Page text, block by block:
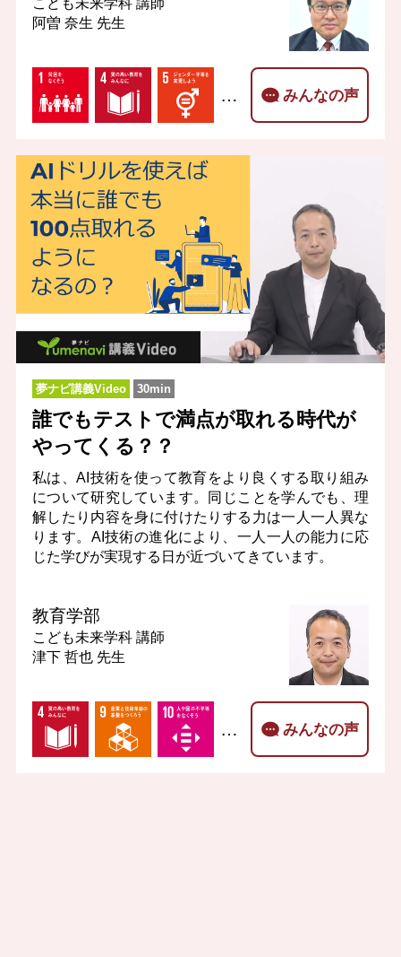
阿曽 奈生 先生
… みんなの声
夢ナビ講義Video 30min
誰でもテストで満点が取れる時代が
やってくる？？
私は、AI技術を使って教育をより良くする取り組み
について研究しています。同じことを学んでも、理
解したり内容を身に付けたりする力は一人一人異な
ります。AI技術の進化により、一人一人の能力に応
じた学びが実現する日が近づいてきています。
教育学部
こども未来学科 講師
津下 哲也 先生
… みんなの声